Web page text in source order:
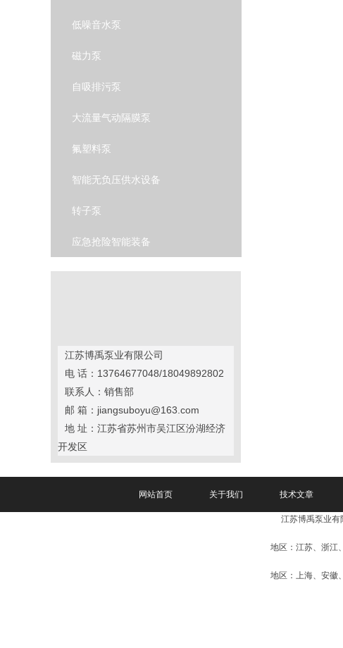
低噪音水泵
磁力泵
自吸排污泵
大流量气动隔膜泵
氟塑料泵
智能无负压供水设备
转子泵
应急抢险智能装备
江苏博禹泵业有限公司
电 话：13764677048/18049892802
联系人：销售部
邮 箱：jiangsuboyu@163.com
地 址：江苏省苏州市吴江区汾湖经济
开发区
网站首页 关于我们 技术文章
江苏博禹泵业有
地区：江苏、浙江
地区：上海、安徽